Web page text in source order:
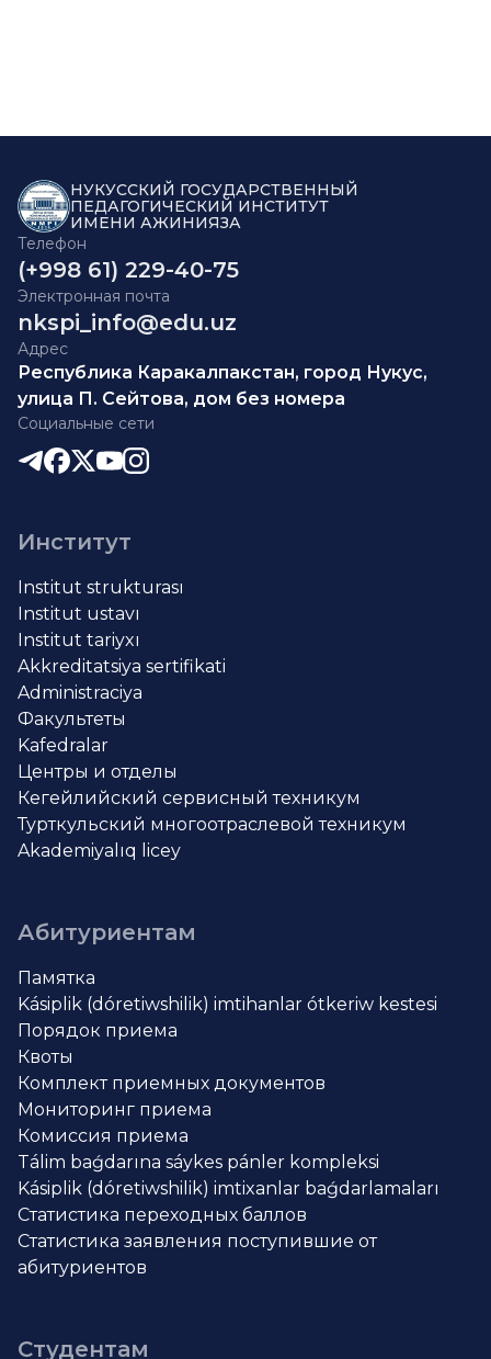
НУКУССКИЙ ГОСУДАРСТВЕННЫЙ
ПЕДАГОГИЧЕСКИЙ ИНСТИТУТ
ИМЕНИ АЖИНИЯЗА
Телефон
(+998 61) 229-40-75
Электронная почта
nkspi_info@edu.uz
Адрес
Республика Каракалпакстан, город Нукус,
улица П. Сейтова, дом без номера
Социальные сети
Институт
Institut strukturası
Institut ustavı
Institut tariyxı
Akkreditatsiya sertifikati
Administraciya
Факультеты
Kafedralar
Центры и отделы
Кегейлийский сервисный техникум
Турткульский многоотраслевой техникум
Akademiyalıq licey
Абитуриентам
Памятка
Kásiplik (dóretiwshilik) imtihanlar ótkeriw kestesi
Порядок приема
Квоты
Комплект приемных документов
Мониторинг приема
Комиссия приема
Tálim baǵdarına sáykes pánler kompleksi
Kásiplik (dóretiwshilik) imtixanlar baǵdarlamaları
Статистика переходных баллов
Статистика заявления поступившие от
абитуриентов
Студентам